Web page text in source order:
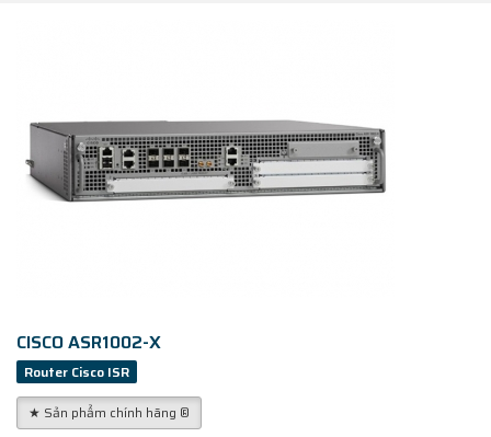
CISCO ASR1002-X
Router Cisco ISR
★ Sản phẩm chính hãng ®